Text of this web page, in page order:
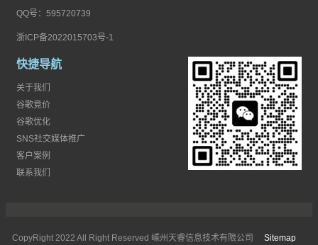
QQ号：595720739
浙ICP备2022015703号-1
快捷导航
关于我们
谷歌竟价
谷歌优化
SNS社交媒体推广
客户案例
联系我们
CopyRight 2022 All Right Reserved 嵊州天睿信息技术有限公司 Sitemap